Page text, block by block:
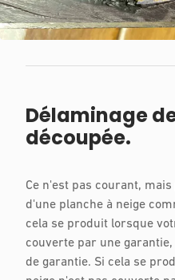
Délaminage
découpée.
Ce n'est pas courant,
d'une planche à neige
cela se produit lorsque
couverte par une
de garantie. Si cela se